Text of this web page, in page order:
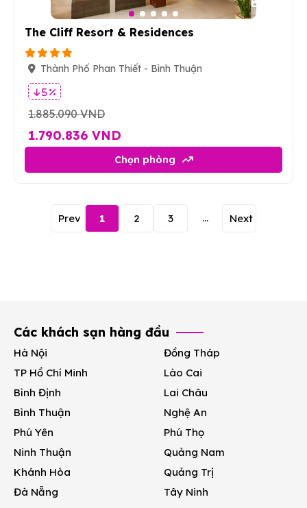
The Cliff Resort & Residences
Thành Phố Phan Thiết - Bình Thuận
5 %
1.885.090 VND
1.790.836 VND
Chọn phòng
Prev 1 2 3 ... Next
Các khách sạn hàng đầu
Hà Nội
TP Hồ Chí Minh
Bình Định
Bình Thuận
Phú Yên
Ninh Thuận
Khánh Hòa
Đà Nẵng
Đồng Tháp
Lào Cai
Lai Châu
Nghệ An
Phú Thọ
Quảng Nam
Quảng Trị
Tây Ninh